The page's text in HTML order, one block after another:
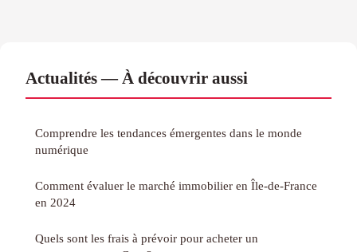
Actualités — À découvrir aussi
Comprendre les tendances émergentes dans le monde
numérique
Comment évaluer le marché immobilier en Île-de-France
en 2024
Quels sont les frais à prévoir pour acheter un